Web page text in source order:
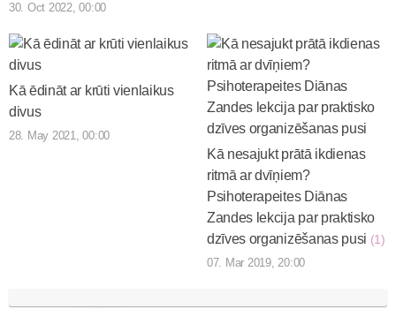
30. Oct 2022, 00:00
Kā ēdināt ar krūti vienlaikus
divus
28. May 2021, 00:00
Kā nesajukt prātā ikdienas
ritmā ar dvīņiem?
Psihoterapeites Diānas
Zandes lekcija par praktisko
dzīves organizēšanas pusi (1)
07. Mar 2019, 20:00